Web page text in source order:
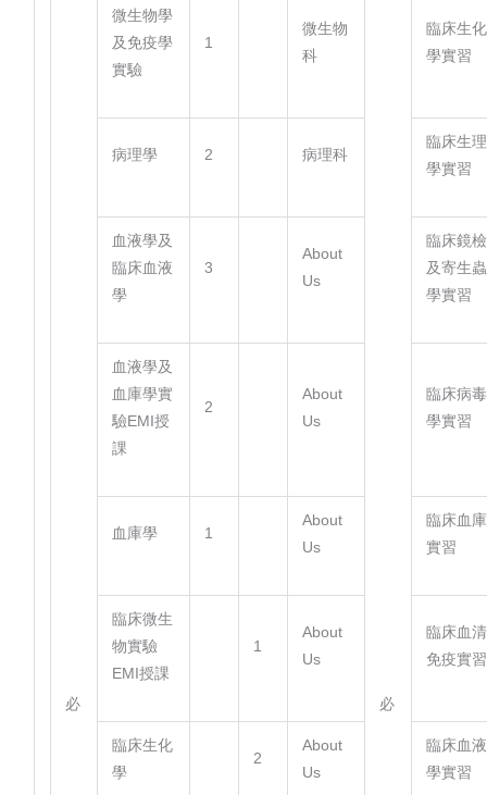
必 必
微生物學
及免疫學
實驗
1
微生物
科
臨床生化
學實習
病理學 2 病理科
臨床生理
學實習
血液學及
臨床血液
學
3
About
Us
臨床鏡檢
及寄生蟲
學實習
血液學及
血庫學實
驗EMI授
課
2
About
Us
臨床病毒
學實習
血庫學 1
About
Us
臨床血庫
實習
臨床微生
物實驗
EMI授課
1
About
Us
臨床血清
免疫實習
臨床生化
學
2
About
Us
臨床血液
學實習